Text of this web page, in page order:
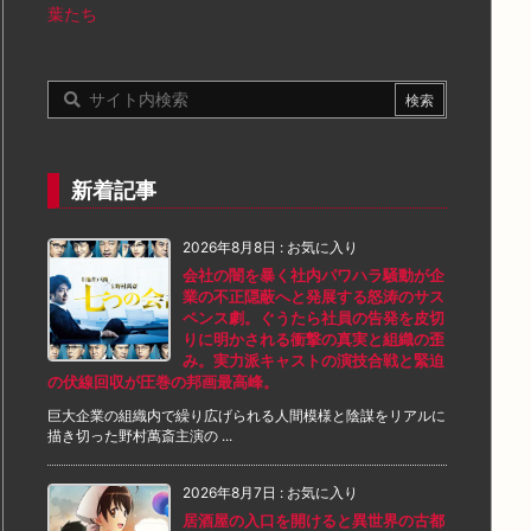
葉たち
新着記事
2026年8月8日 : お気に入り
会社の闇を暴く社内パワハラ騒動が企
業の不正隠蔽へと発展する怒涛のサス
ペンス劇。ぐうたら社員の告発を皮切
りに明かされる衝撃の真実と組織の歪
み。実力派キャストの演技合戦と緊迫
の伏線回収が圧巻の邦画最高峰。
巨大企業の組織内で繰り広げられる人間模様と陰謀をリアルに
描き切った野村萬斎主演の ...
2026年8月7日 : お気に入り
居酒屋の入口を開けると異世界の古都